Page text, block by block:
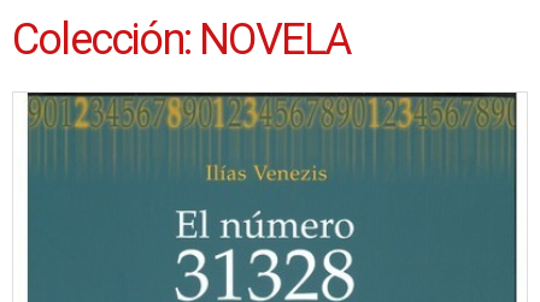
Colección: NOVELA